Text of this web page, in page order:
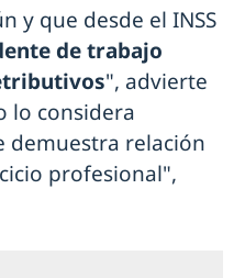
y que desde el INSS
de trabajo
", advierte
lo considera
demuestra relación
profesional",